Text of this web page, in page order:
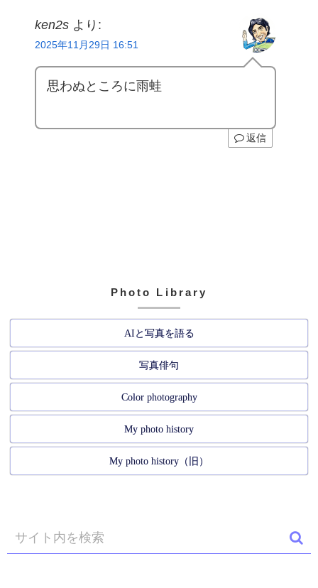
ken2s より:
2025年11月29日 16:51
思わぬところに雨蛙
返信
Photo Library
AIと写真を語る
写真俳句
Color photography
My photo history
My photo history（旧）